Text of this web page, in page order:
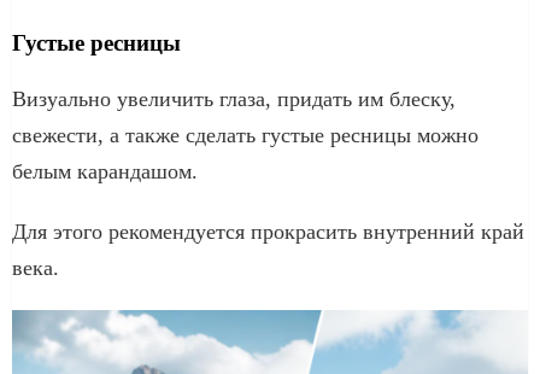
Густые ресницы
Визуально увеличить глаза, придать им блеску,
свежести, а также сделать густые ресницы можно
белым карандашом.
Для этого рекомендуется прокрасить внутренний край
века.